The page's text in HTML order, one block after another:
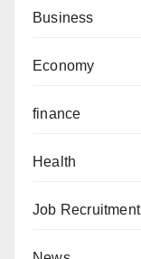
Business
Economy
finance
Health
Job Recruitment